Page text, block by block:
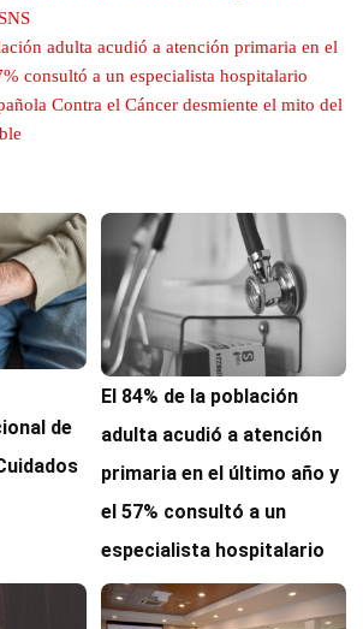
adulta acudió a atención primaria en el
consultó a un especialista hospitalario
Contra el Cáncer desmiente el mito del
de
El 84% de la población
adulta acudió a atención
primaria en el último año y
el 57% consultó a un
especialista hospitalario